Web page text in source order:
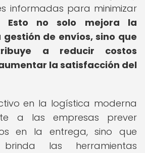
informadas para minimizar
Esto no solo mejora la
de envíos, sino que
a reducir costos
la satisfacción del
en la logística moderna
a las empresas prever
en la entrega, sino que
las herramientas